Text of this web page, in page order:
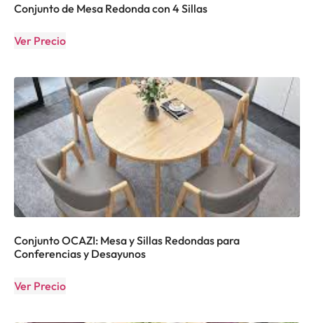
Conjunto de Mesa Redonda con 4 Sillas
Ver Precio
Conjunto OCAZI: Mesa y Sillas Redondas para
Conferencias y Desayunos
Ver Precio